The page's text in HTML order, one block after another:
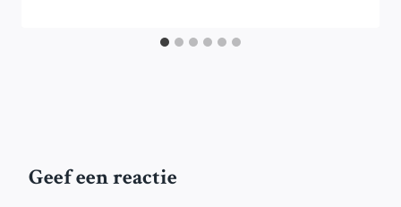
Geef een reactie